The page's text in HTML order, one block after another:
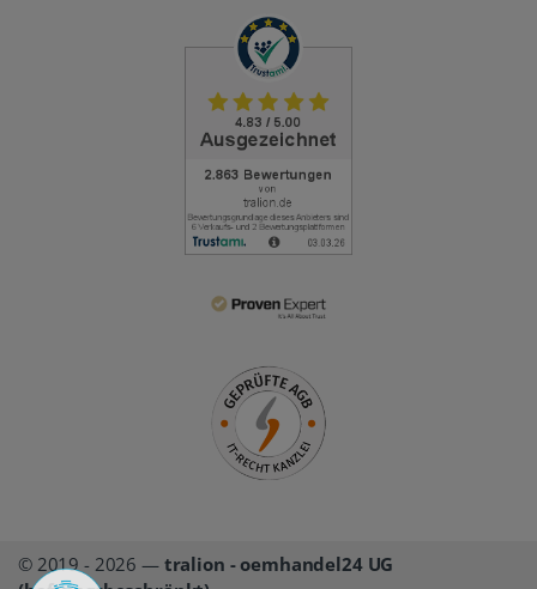
© 2019 - 2026 — tralion - oemhandel24 UG